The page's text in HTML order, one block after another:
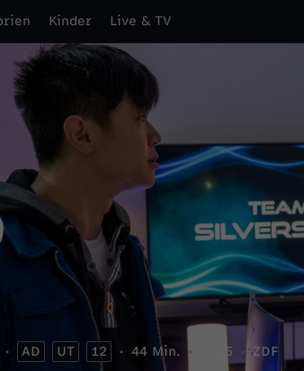
Kinder Live & TV
AD UT 12 44 Min. 2025 ZDF